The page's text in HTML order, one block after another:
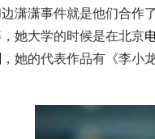
潇潇事件就是他们合作
她大学的时候是在北京
，她的代表作品有《李小